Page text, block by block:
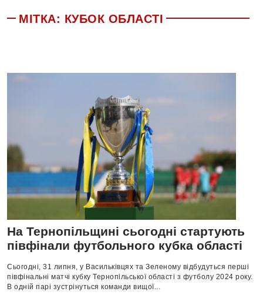
МІТКА: КУБОК ОБЛАСТІ
На Тернопільщині сьогодні стартують
півфінали футбольного кубка області
Сьогодні, 31 липня, у Васильківцях та Зеленому відбудуться перші
півфінальні матчі кубку Тернопільської області з футболу 2024 року.
В одній парі зустрінуться команди вищої...